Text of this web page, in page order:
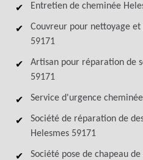
Entretien de cheminée
Couvreur pour nettoyage
59171
Artisan pour réparation de
59171
Service d'urgence
Société de réparation de
Helesmes 59171
Société pose de chapeau